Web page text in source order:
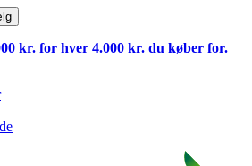
kr. for hver 4.000 kr. du køber for.